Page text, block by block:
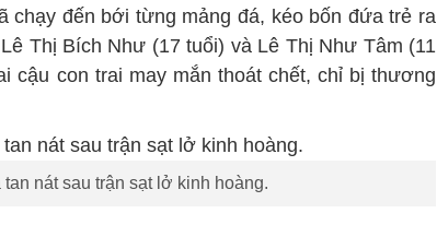
chạy đến bới từng mảng đá, kéo bốn đứa trẻ ra
Thị Bích Như (17 tuổi) và Lê Thị Như Tâm (11
cậu con trai may mắn thoát chết, chỉ bị thương
nát sau trận sạt lở kinh hoàng.